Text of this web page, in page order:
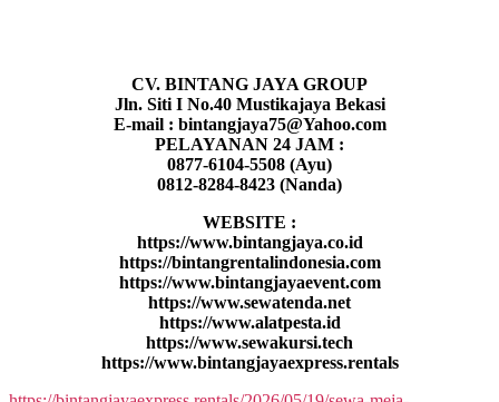
CV. BINTANG JAYA GROUP
Jln. Siti I No.40 Mustikajaya Bekasi
E-mail : bintangjaya75@Yahoo.com
PELAYANAN 24 JAM :
0877-6104-5508 (Ayu)
0812-8284-8423 (Nanda)
WEBSITE :
https://www.bintangjaya.co.id
https://bintangrentalindonesia.com
https://www.bintangjayaevent.com
https://www.sewatenda.net
https://www.alatpesta.id
https://www.sewakursi.tech
https://www.bintangjayaexpress.rentals